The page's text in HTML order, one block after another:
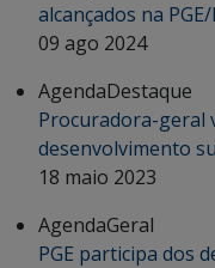
alcançados na
09 ago 2024
AgendaDestaque
Procuradora-geral
desenvolvimento
18 maio 2023
AgendaGeral
PGE participa dos